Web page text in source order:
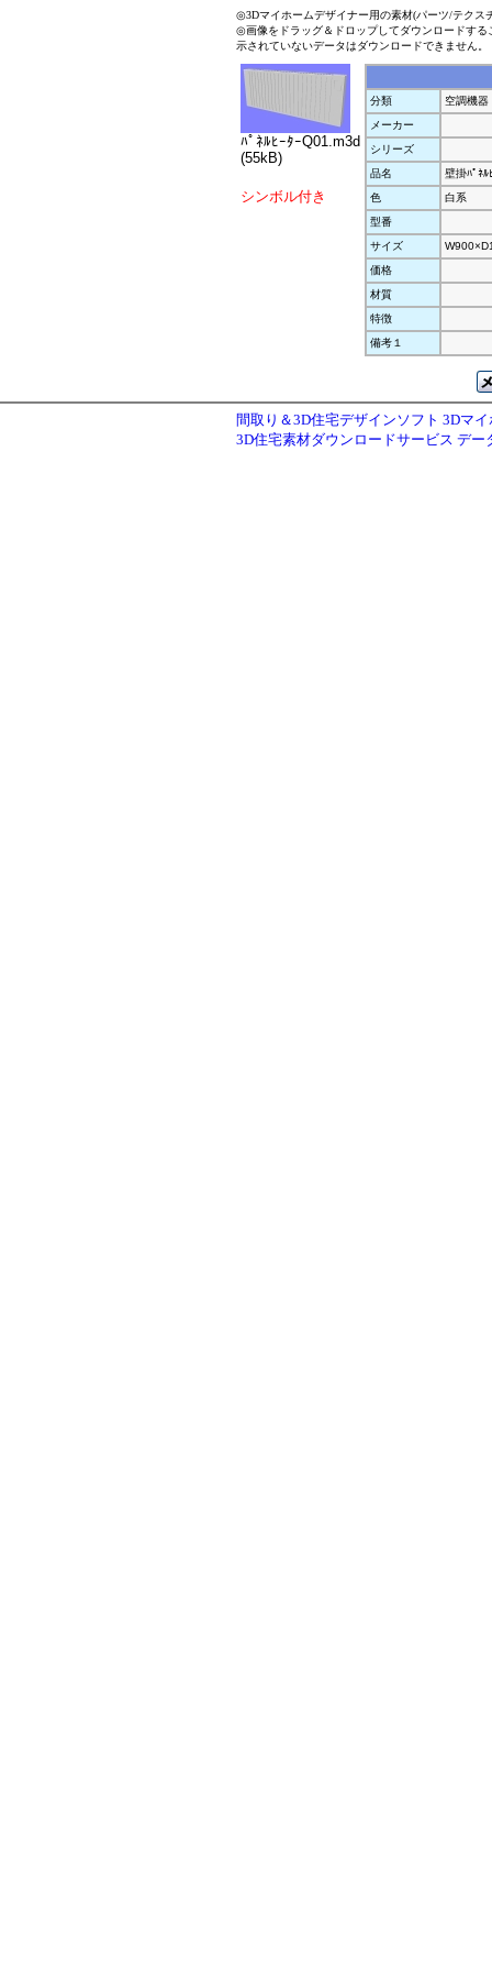
◎3Dマイホームデザイナー用の素材(パーツ/テクス
◎画像をドラッグ＆ドロップしてダウンロードす
示されていないデータはダウンロードできません。
ﾊﾟﾈﾙﾋｰﾀｰQ01.m3d
(55kB)
シンボル付き
分類
空調機器
メーカー
シリーズ
品名
壁掛ﾊﾟﾈﾙ
色
白系
型番
サイズ
価格
材質
特徴
備考１
間取り＆3D住宅デザインソフト 3Dマ
3D住宅素材ダウンロードサービス デー